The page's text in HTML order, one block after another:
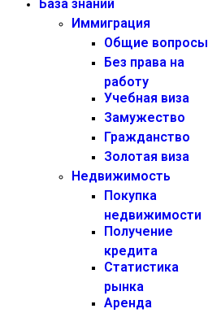
База знаний
Иммиграция
Общие вопросы
Без права на
работу
Учебная виза
Замужество
Гражданство
Золотая виза
Недвижимость
Покупка
недвижимости
Получение
кредита
Статистика
рынка
Аренда